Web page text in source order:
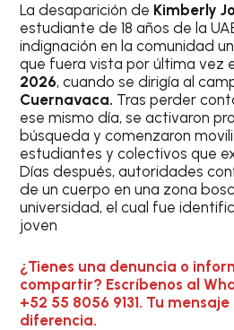
La desaparición de Kimberly
estudiante de 18 años de la
indignación en la comunidad
que fuera vista por última vez
2026, cuando se dirigía al
Cuernavaca. Tras perder
ese mismo día, se activaron
búsqueda y comenzaron
estudiantes y colectivos que
Días después, autoridades
de un cuerpo en una zona
universidad, el cual fue
joven
¿Tienes una denuncia o
compartir? Escríbenos al
+52 55 8056 9131. Tu
diferencia.